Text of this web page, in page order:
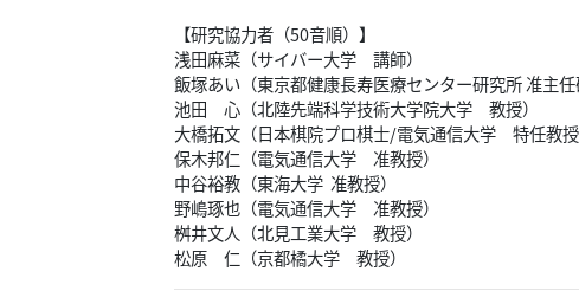
【研究協力者（50音順）】
浅田麻菜（サイバー大学 講師）
飯塚あい（東京都健康長寿医療センター研究所 准主任
池田 心（北陸先端科学技術大学院大学 教授）
大橋拓文（日本棋院プロ棋士/電気通信大学 特任教授
保木邦仁（電気通信大学 准教授）
中谷裕教（東海大学 准教授）
野嶋琢也（電気通信大学 准教授）
桝井文人（北見工業大学 教授）
松原 仁（京都橘大学 教授）